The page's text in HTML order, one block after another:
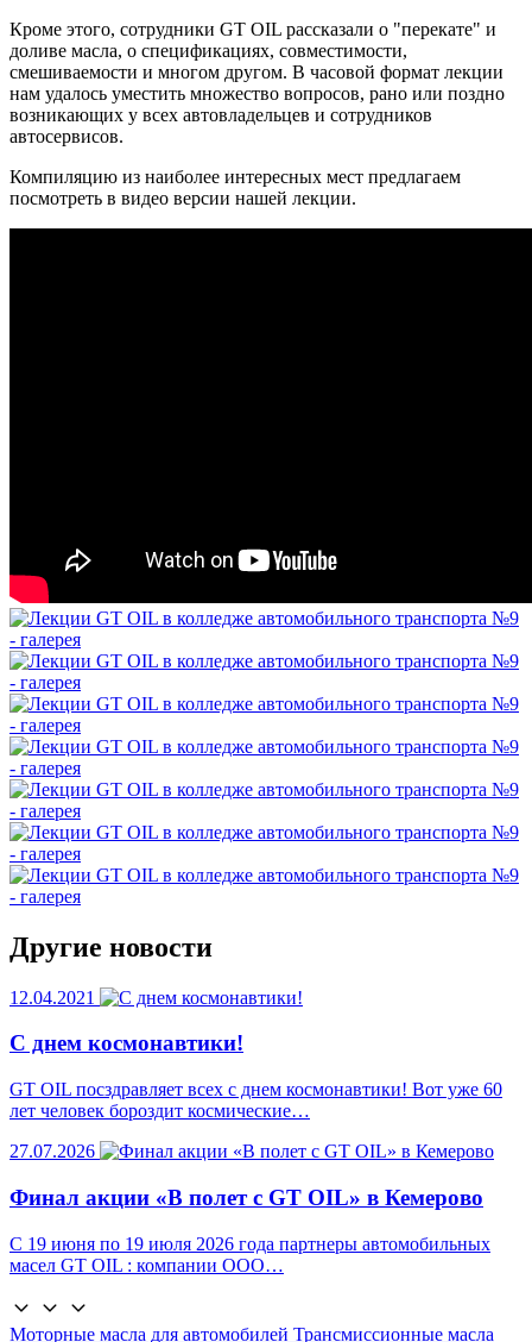
Кроме этого, сотрудники GT OIL рассказали о "перекате" и
доливе масла, о спецификациях, совместимости,
смешиваемости и многом другом. В часовой формат лекции
нам удалось уместить множество вопросов, рано или поздно
возникающих у всех автовладельцев и сотрудников
автосервисов.
Компиляцию из наиболее интересных мест предлагаем
посмотреть в видео версии нашей лекции.
Другие новости
12.04.2021
С днем космонавтики!
GT OIL посздравляет всех с днем космонавтики! Вот уже 60
лет человек бороздит космические…
27.07.2026
Финал акции «В полет с GT OIL» в Кемерово
С 19 июня по 19 июля 2026 года партнеры автомобильных
масел GT OIL : компании ООО…
Моторные масла для автомобилей Трансмиссионные масла